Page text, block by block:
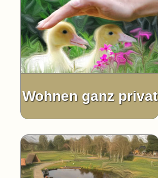
Wohnen ganz privat